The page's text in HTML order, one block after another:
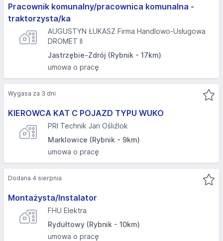
Pracownik komunalny/pracownica komunalna -
traktorzysta/ka
AUGUSTYN ŁUKASZ Firma Handlowo-Usługowa
DROMET II
Jastrzębie-Zdrój (Rybnik - 17km)
umowa o pracę
KIEROWCA KAT C POJAZD TYPU WUKO
PRI Technik Jan Ośliźlok
Marklowice (Rybnik - 9km)
umowa o pracę
Wygasa za 3 dni
Montażysta/Instalator
FHU Elektra
Rydułtowy (Rybnik - 10km)
umowa o pracę
Dodana 4 sierpnia